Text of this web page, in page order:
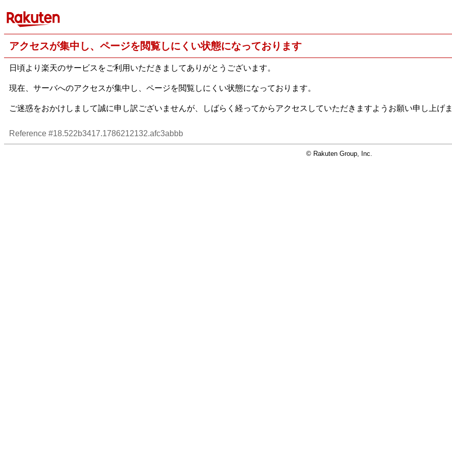
アクセスが集中し、ページを閲覧しにくい状態になっております
日頃より楽天のサービスをご利用いただきましてありがとうございます。
現在、サーバへのアクセスが集中し、ページを閲覧しにくい状態になっております。
ご迷惑をおかけしまして誠に申し訳ございませんが、しばらく経ってからアクセスしていただきますようお願い申し上げ
Reference #18.522b3417.1786212132.afc3abbb
© Rakuten Group, Inc.